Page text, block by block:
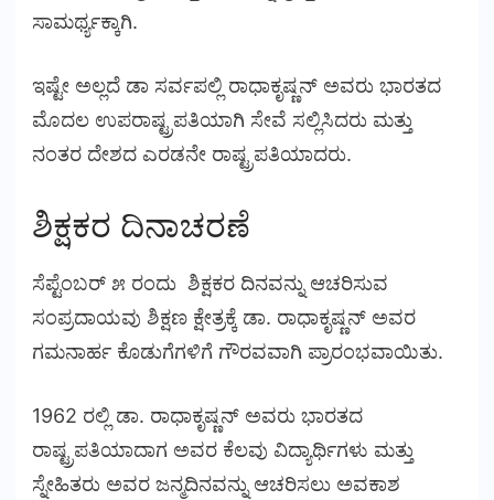
ಸಾಮರ್ಥ್ಯಕ್ಕಾಗಿ.
ಇಷ್ಟೇ ಅಲ್ಲದೆ ಡಾ ಸರ್ವಪಲ್ಲಿ ರಾಧಾಕೃಷ್ಣನ್ ಅವರು ಭಾರತದ
ಮೊದಲ ಉಪರಾಷ್ಟ್ರಪತಿಯಾಗಿ ಸೇವೆ ಸಲ್ಲಿಸಿದರು ಮತ್ತು
ನಂತರ ದೇಶದ ಎರಡನೇ ರಾಷ್ಟ್ರಪತಿಯಾದರು.
ಶಿಕ್ಷಕರ ದಿನಾಚರಣೆ
ಸೆಪ್ಟೆಂಬರ್ ೫ ರಂದು ಶಿಕ್ಷಕರ ದಿನವನ್ನು ಆಚರಿಸುವ
ಸಂಪ್ರದಾಯವು ಶಿಕ್ಷಣ ಕ್ಷೇತ್ರಕ್ಕೆ ಡಾ. ರಾಧಾಕೃಷ್ಣನ್ ಅವರ
ಗಮನಾರ್ಹ ಕೊಡುಗೆಗಳಿಗೆ ಗೌರವವಾಗಿ ಪ್ರಾರಂಭವಾಯಿತು.
1962 ರಲ್ಲಿ ಡಾ. ರಾಧಾಕೃಷ್ಣನ್ ಅವರು ಭಾರತದ
ರಾಷ್ಟ್ರಪತಿಯಾದಾಗ ಅವರ ಕೆಲವು ವಿದ್ಯಾರ್ಥಿಗಳು ಮತ್ತು
ಸ್ನೇಹಿತರು ಅವರ ಜನ್ಮದಿನವನ್ನು ಆಚರಿಸಲು ಅವಕಾಶ